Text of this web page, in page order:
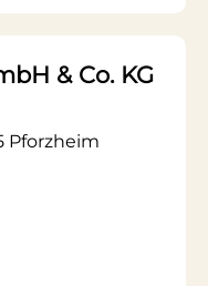
& Co. KG
Pforzheim